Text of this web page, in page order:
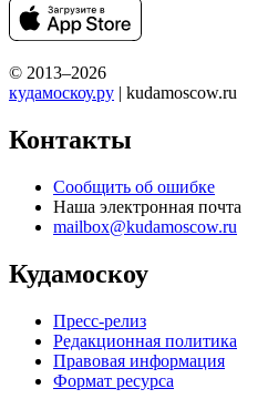
© 2013–2026
кудамоскоу.ру | kudamoscow.ru
Контакты
Сообщить об ошибке
Наша электронная почта
mailbox@kudamoscow.ru
Кудамоскоу
Пресс-релиз
Редакционная политика
Правовая информация
Формат ресурса